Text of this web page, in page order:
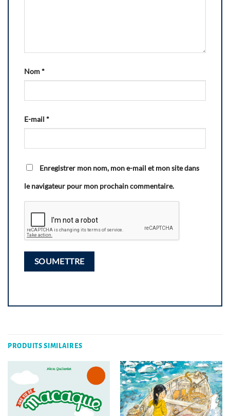
Nom*
E-mail *
Enregistrer mon nom, mon e-mail et mon site dans
le navigateur pour mon prochain commentaire.
PRODUITS SIMILAIRES